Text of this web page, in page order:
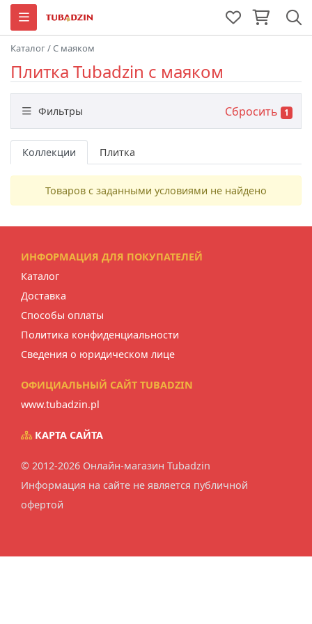
Каталог/С маяком
Плитка Tubadzin с маяком
Фильтры Сбросить 1
Назначение
Коллекции Плитка
Товаров с заданными условиями не найдено
ИНФОРМАЦИЯ ДЛЯ ПОКУПАТЕЛЕЙ
Каталог
Доставка
Способы оплаты
Политика конфиденциальности
Сведения о юридическом лице
ОФИЦИАЛЬНЫЙ САЙТ TUBADZIN
www.tubadzin.pl
КАРТА САЙТА
© 2012-2026 Онлайн-магазин Tubadzin
Информация на сайте не является публичной
офертой